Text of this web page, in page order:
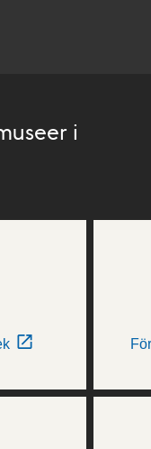
i